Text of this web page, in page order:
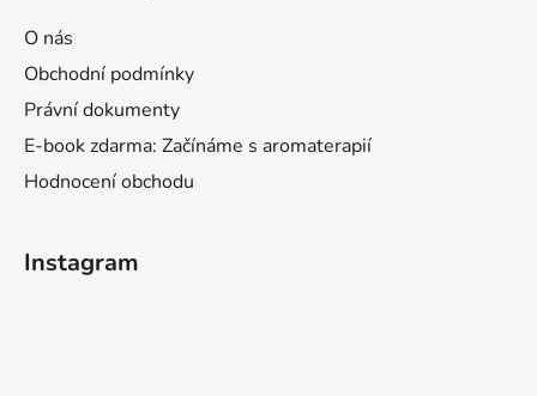
O nás
Obchodní podmínky
Právní dokumenty
E-book zdarma: Začínáme s aromaterapií
Hodnocení obchodu
Instagram